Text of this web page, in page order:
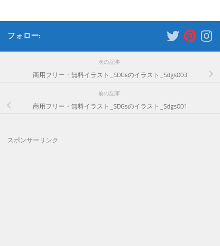
フォロー:
次の記事
商用フリー・無料イラスト_SDGsのイラスト_Sdgs003
前の記事
商用フリー・無料イラスト_SDGsのイラスト_Sdgs001
スポンサーリンク